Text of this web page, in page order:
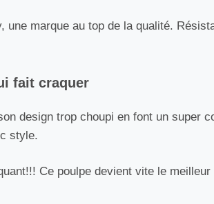
une marque au top de la qualité.
fait craquer
design trop choupi en font un super
style.
Ce poulpe devient vite le meilleur